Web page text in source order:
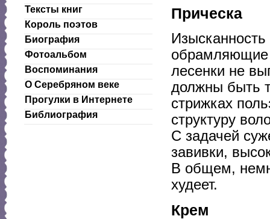
Тексты книг
Король поэтов
Биография
Фотоальбом
Воспоминания
О Серебряном веке
Прогулки в Интернете
Библиография
Прическа
обрамляющие
лесенки не
должны быть
стрижках
структуру
С задачей
завивки,
В общем,
худеет.
Крем